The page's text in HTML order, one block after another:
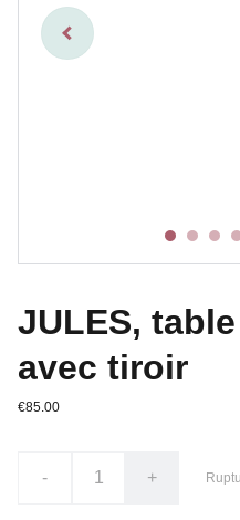
JULES,
avec tiroir
€85.00
- +